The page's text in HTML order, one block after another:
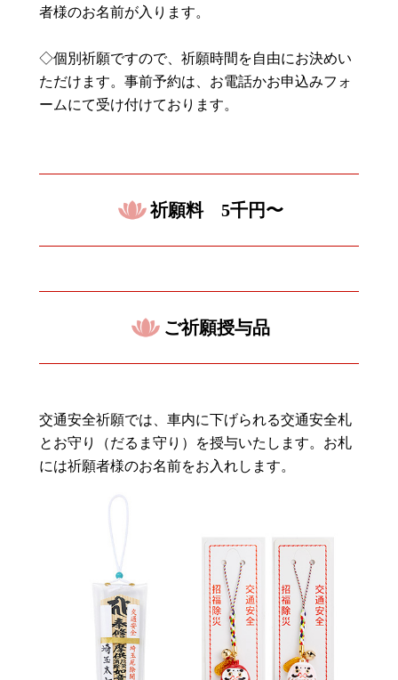
者様のお名前が入ります。
◇個別祈願ですので、祈願時間を自由にお決めい
ただけます。事前予約は、お電話かお申込みフォ
ームにて受け付けております。
祈願料 5千円〜
ご祈願授与品
交通安全祈願では、車内に下げられる交通安全札
とお守り（だるま守り）を授与いたします。お札
には祈願者様のお名前をお入れします。